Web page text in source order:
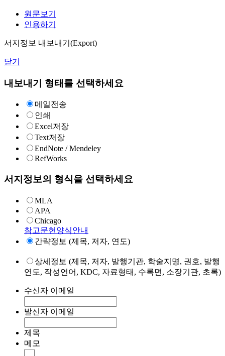
원문보기
인용하기
서지정보 내보내기(Export)
닫기
내보내기 형태를 선택하세요
메일전송
인쇄
Excel저장
Text저장
EndNote / Mendeley
RefWorks
서지정보의 형식을 선택하세요
MLA
APA
Chicago
참고문헌양식안내
간략정보 (제목, 저자, 연도)
상세정보 (제목, 저자, 발행기관, 학술지명, 권호, 발행
연도, 작성언어, KDC, 자료형태, 수록면, 소장기관, 초록)
수신자 이메일
발신자 이메일
제목
메모